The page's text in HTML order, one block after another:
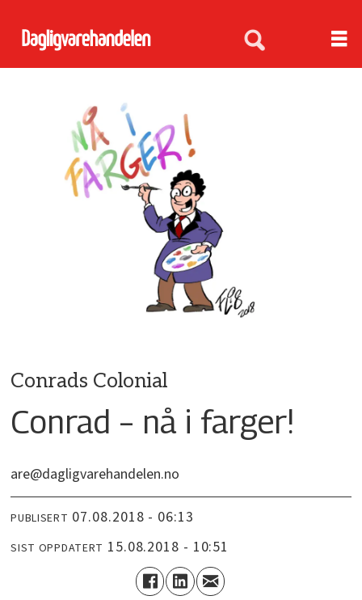
Conrads Colonial
Conrad – nå i farger!
are@dagligvarehandelen.no
PUBLISERT 07.08.2018 - 06:13
SIST OPPDATERT 15.08.2018 - 10:51